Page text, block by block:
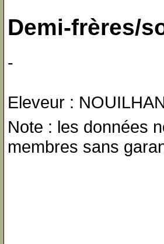
Demi-frères/
-
Eleveur :
Note : les données
membres sans